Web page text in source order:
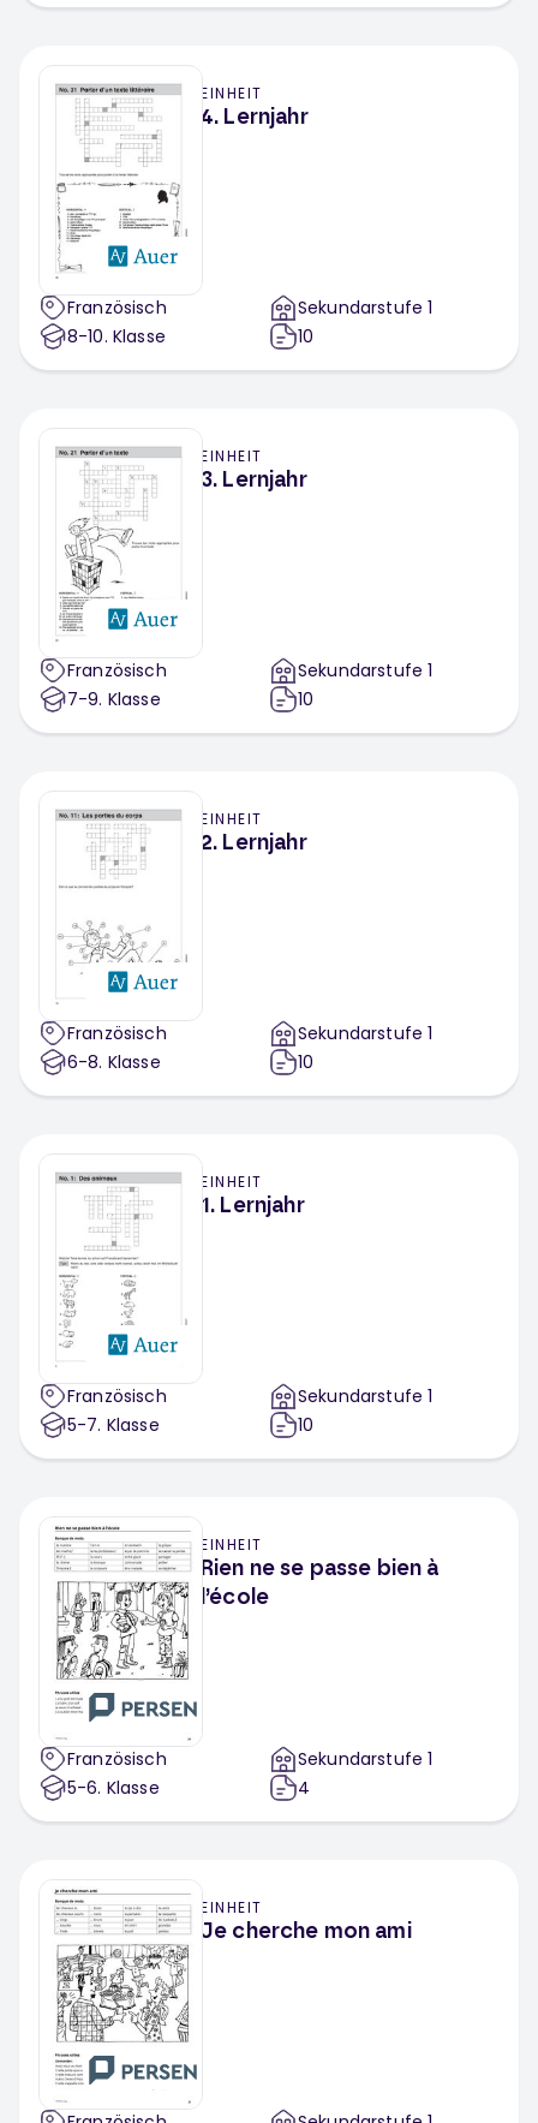
EINHEIT
4. Lernjahr
Französisch
8-10. Klasse
Sekundarstufe 1
10
EINHEIT
3. Lernjahr
Französisch
7-9. Klasse
Sekundarstufe 1
10
EINHEIT
2. Lernjahr
Französisch
6-8. Klasse
Sekundarstufe 1
10
EINHEIT
1. Lernjahr
Französisch
5-7. Klasse
Sekundarstufe 1
10
EINHEIT
Rien ne se passe bien à
l’école
Französisch
5-6. Klasse
Sekundarstufe 1
4
EINHEIT
Je cherche mon ami